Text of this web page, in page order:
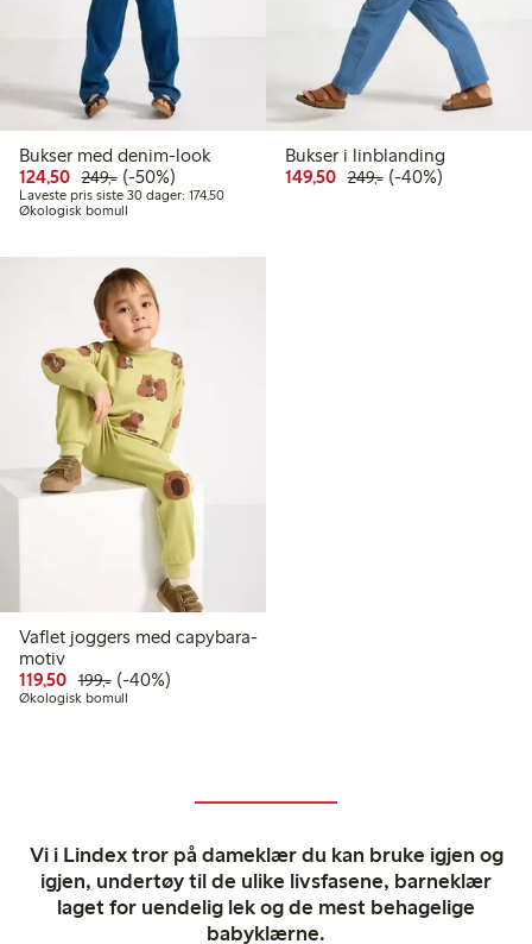
Bukser med denim-look
124,50 Rabattert pris: 124,50 kr
249,-Vanlig pris: 249,00 kr
50% rabatt
(-50%)
Laveste pris siste 30 dager: 174,50Laveste pris siste 30 dager: 174,50 kr
Økologisk bomull
Bukser i linblanding
149,50 Rabattert pris: 149,50
249,-Vanlig pris:
40% rabatt
(-40%)
Vaflet joggers med capybara-
motiv
119,50 Rabattert pris: 119,50 kr
199,-Vanlig pris: 199,00 kr
40% rabatt
(-40%)
Økologisk bomull
Vi i Lindex tror på dameklær du kan bruke igjen og
igjen, undertøy til de ulike livsfasene, barneklær
laget for uendelig lek og de mest behagelige
babyklærne.